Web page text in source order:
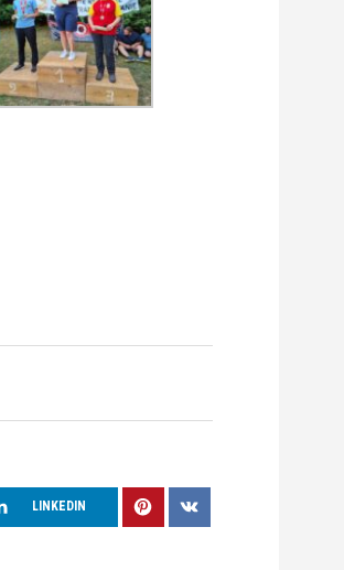
LINKEDIN